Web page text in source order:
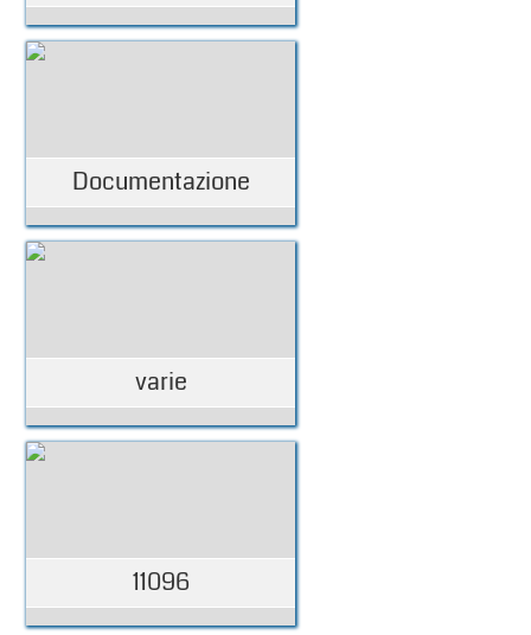
Documentazione
varie
11096